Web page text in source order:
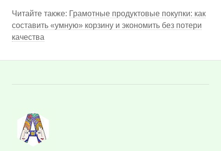
Читайте также: Грамотные продуктовые покупки: как
составить «умную» корзину и экономить без потери
качества